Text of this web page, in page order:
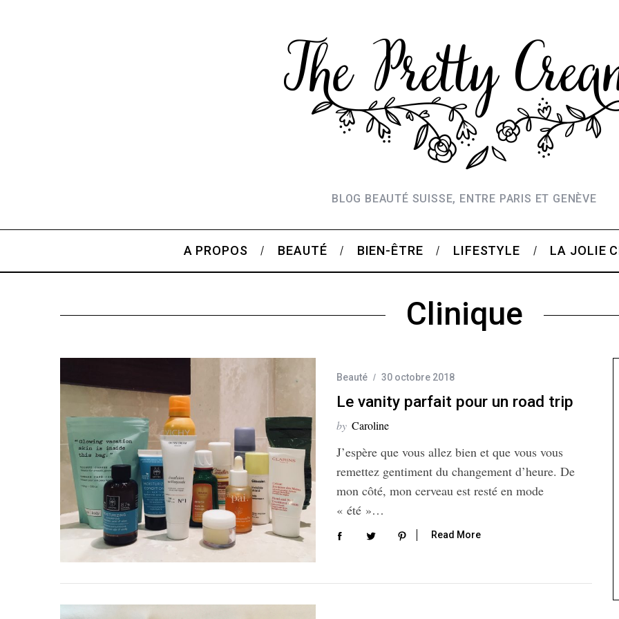
BLOG BEAUTÉ SUISSE, ENTRE PARIS ET GENÈVE
A PROPOS BEAUTÉ BIEN-ÊTRE LIFESTYLE LA JOLIE
Clinique
Beauté 30 octobre 2018
Le vanity parfait pour un road trip
by Caroline
J’espère que vous allez bien et que vous vous
remettez gentiment du changement d’heure. De
mon côté, mon cerveau est resté en mode
« été »…
Read More